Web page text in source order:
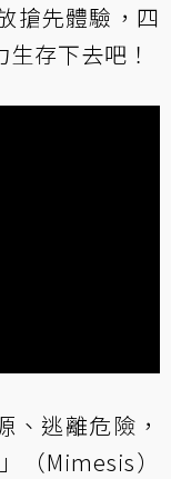
搶先體驗，四
存下去吧！
、逃離危險，
（Mimesis）